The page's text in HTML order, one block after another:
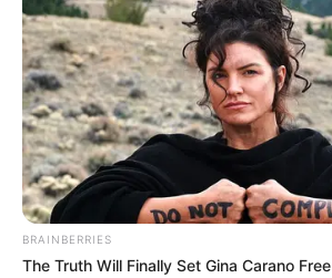
BRAINBERRIES
The Truth Will Finally Set Gina Carano Free